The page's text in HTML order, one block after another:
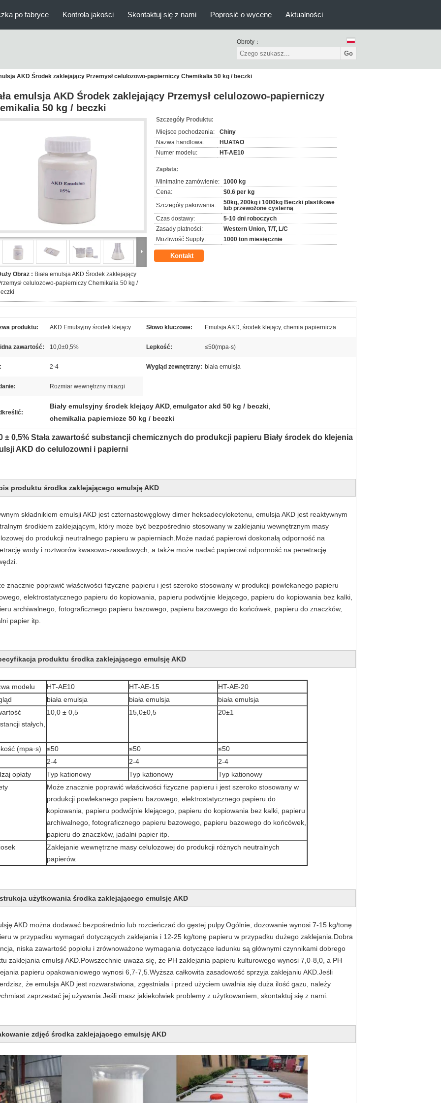
po fabryce Kontrola jakości Skontaktuj się z nami Poprosić o wycenę Aktualności
Obroty：
Go
AKD Środek zaklejający Przemysł celulozowo-papierniczy Chemikalia 50 kg / beczki
emulsja AKD Środek zaklejający Przemysł celulozowo-papierniczy
50 kg / beczki
Obraz : Biała emulsja AKD Środek zaklejający
celulozowo-papierniczy Chemikalia 50 kg /
Szczegóły Produktu:
Miejsce pochodzenia:
Chiny
Nazwa handlowa:
HUATAO
Numer modelu:
HT-AE10
Zapłata:
Minimalne zamówienie: 1000 kg
Cena:
$0.6 per kg
Szczegóły pakowania:
50kg, 200kg i 1000kg Beczki plastikowe
lub przewożone cysterną
Czas dostawy:
5-10 dni roboczych
Zasady płatności:
Western Union, T/T, L/C
Możliwość Supply:
1000 ton miesięcznie
Kontakt
produktu: AKD Emulsyjny środek klejący Słowo kluczowe: Emulsja AKD, środek klejący, chemia papiernicza
zawartość: 10,0±0,5% Lepkość: ≤50(mpa·s)
2-4 Wygląd zewnętrzny: biała emulsja
Rozmiar wewnętrzny miazgi
Biały emulsyjny środek klejący AKD, emulgator akd 50 kg / beczki,
chemikalia papiernicze 50 kg / beczki
± 0,5% Stała zawartość substancji chemicznych do produkcji papieru Biały środek do klejenia
AKD do celulozowni i papierni
produktu środka zaklejającego emulsję AKD
składnikiem emulsji AKD jest czternastowęglowy dimer heksadecyloketenu, emulsja AKD jest reaktywnym
środkiem zaklejającym, który może być bezpośrednio stosowany w zaklejaniu wewnętrznym masy
do produkcji neutralnego papieru w papierniach.Może nadać papierowi doskonałą odporność na
wody i roztworów kwasowo-zasadowych, a także może nadać papierowi odporność na penetrację
znacznie poprawić właściwości fizyczne papieru i jest szeroko stosowany w produkcji powlekanego papieru
elektrostatycznego papieru do kopiowania, papieru podwójnie klejącego, papieru do kopiowania bez kalki,
archiwalnego, fotograficznego papieru bazowego, papieru bazowego do końcówek, papieru do znaczków,
papier itp.
produktu środka zaklejającego emulsję AKD
modelu HT-AE10 HT-AE-15
HT-AE-20
biała emulsja biała emulsja
biała emulsja
stałych,
10,0 ± 0,5 15,0±0,5 20±1
(mpa·s) ≤50 ≤50
≤50
2-4
2-4
2-4
opłaty
Typ kationowy Typ kationowy
Typ kationowy
Może znacznie poprawić właściwości fizyczne papieru i jest szeroko stosowany w
produkcji powlekanego papieru bazowego, elektrostatycznego papieru do
kopiowania, papieru podwójnie klejącego, papieru do kopiowania bez kalki, papieru
archiwalnego, fotograficznego papieru bazowego, papieru bazowego do końcówek,
papieru do znaczków, jadalni papier itp.
Zaklejanie wewnętrzne masy celulozowej do produkcji różnych neutralnych
papierów.
użytkowania środka zaklejającego emulsję AKD
AKD można dodawać bezpośrednio lub rozcieńczać do gęstej pulpy.Ogólnie, dozowanie wynosi 7-15 kg/tonę
w przypadku wymagań dotyczących zaklejania i 12-25 kg/tonę papieru w przypadku dużego zaklejania.Dobra
niska zawartość popiołu i zrównoważone wymagania dotyczące ładunku są głównymi czynnikami dobrego
zaklejania emulsji AKD.Powszechnie uważa się, że PH zaklejania papieru kulturowego wynosi 7,0-8,0, a PH
papieru opakowaniowego wynosi 6,7-7,5.Wyższa całkowita zasadowość sprzyja zaklejaniu AKD.Jeśli
że emulsja AKD jest rozwarstwiona, zgęstniała i przed użyciem uwalnia się duża ilość gazu, należy
zaprzestać jej używania.Jeśli masz jakiekolwiek problemy z użytkowaniem, skontaktuj się z nami.
zdjęć środka zaklejającego emulsję AKD